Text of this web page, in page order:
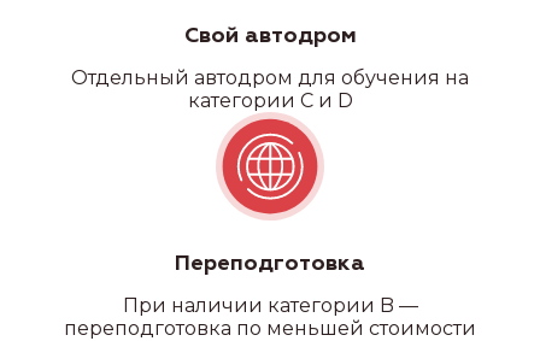
Свой автодром
Отдельный автодром для обучения на
категории C и D
Переподготовка
При наличии категории B —
переподготовка по меньшей стоимости